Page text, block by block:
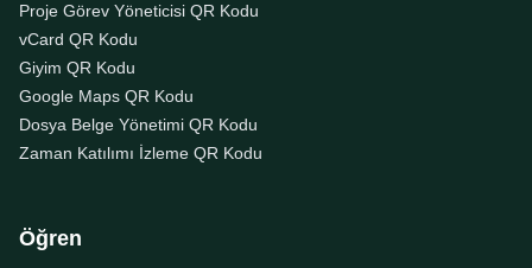
Proje Görev Yöneticisi QR Kodu
vCard QR Kodu
Giyim QR Kodu
Google Maps QR Kodu
Dosya Belge Yönetimi QR Kodu
Zaman Katılımı İzleme QR Kodu
Öğren